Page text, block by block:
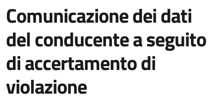
Comunicazione dei dati
del conducente a seguito
di accertamento di
violazione